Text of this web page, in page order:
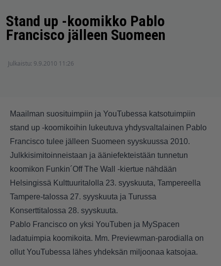
Stand up -koomikko Pablo
Francisco jälleen Suomeen
Julkaistu: 9.9.2010 11:26
Maailman suosituimpiin ja YouTubessa katsotuimpiin
stand up -koomikoihin lukeutuva yhdysvaltalainen Pablo
Francisco tulee jälleen Suomeen syyskuussa 2010.
Julkkisimitoinneistaan ja ääniefekteistään tunnetun
koomikon Funkin´Off The Wall -kiertue nähdään
Helsingissä Kulttuuritalolla 23. syyskuuta, Tampereella
Tampere-talossa 27. syyskuuta ja Turussa
Konserttitalossa 28. syyskuuta.
Pablo Francisco on yksi YouTuben ja MySpacen
ladatuimpia koomikoita. Mm. Previewman-parodialla on
ollut YouTubessa lähes yhdeksän miljoonaa katsojaa.